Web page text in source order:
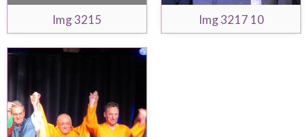
Img 3215 Img 3217 10